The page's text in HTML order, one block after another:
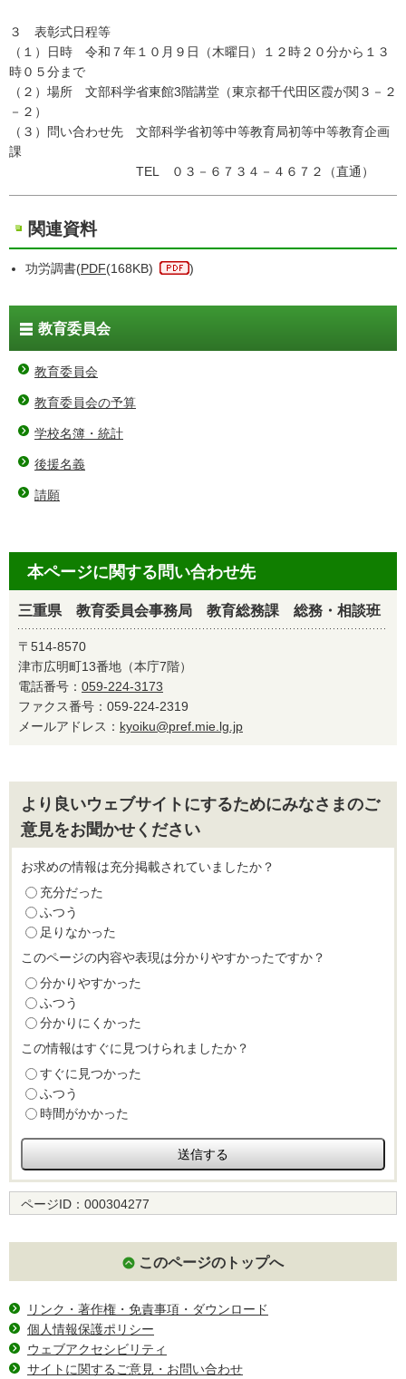
３ 表彰式日程等
（１）日時 令和７年１０月９日（木曜日）１２時２０分から１３
時０５分まで
（２）場所 文部科学省東館3階講堂（東京都千代田区霞が関３－２
－２）
（３）問い合わせ先 文部科学省初等中等教育局初等中等教育企画
課
TEL ０３－６７３４－４６７２（直通）
関連資料
功労調書(PDF(168KB) )
教育委員会
教育委員会
教育委員会の予算
学校名簿・統計
後援名義
請願
本ページに関する問い合わせ先
三重県 教育委員会事務局 教育総務課 総務・相談班
〒514-8570
津市広明町13番地（本庁7階）
電話番号： 059-224-3173
ファクス番号：059-224-2319
メールアドレス： kyoiku@pref.mie.lg.jp
より良いウェブサイトにするためにみなさまのご
意見をお聞かせください
お求めの情報は充分掲載されていましたか？
充分だった
ふつう
足りなかった
このページの内容や表現は分かりやすかったですか？
分かりやすかった
ふつう
分かりにくかった
この情報はすぐに見つけられましたか？
すぐに見つかった
ふつう
時間がかかった
ページID： 000304277
このページのトップへ
リンク・著作権・免責事項・ダウンロード
個人情報保護ポリシー
ウェブアクセシビリティ
サイトに関するご意見・お問い合わせ